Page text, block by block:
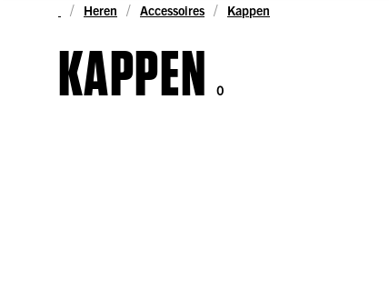
Heren Accessoires Kappen
KAPPEN 0